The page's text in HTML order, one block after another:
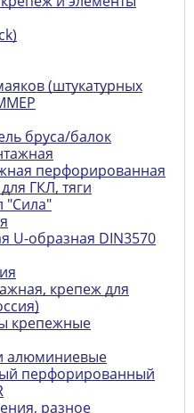
(штукатурных
бруса/балок
перфорированная
ГКЛ, тяги
"Сила"
U-образная DIN3570
крепеж для
крепежные
алюминиевые
перфорированный
разное